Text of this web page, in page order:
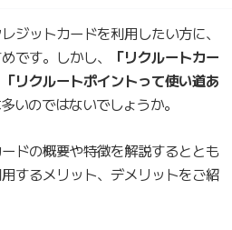
ジットカードを利用したい方に、
です。しかし、
「リクルートカー
リクルートポイントって使い道あ
いのではないでしょうか。
ドの概要や特徴を解説するととも
するメリット、デメリットをご紹